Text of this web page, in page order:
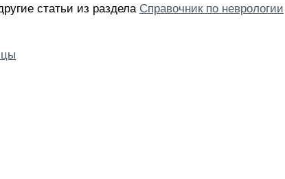
статьи из раздела Справочник по неврологии